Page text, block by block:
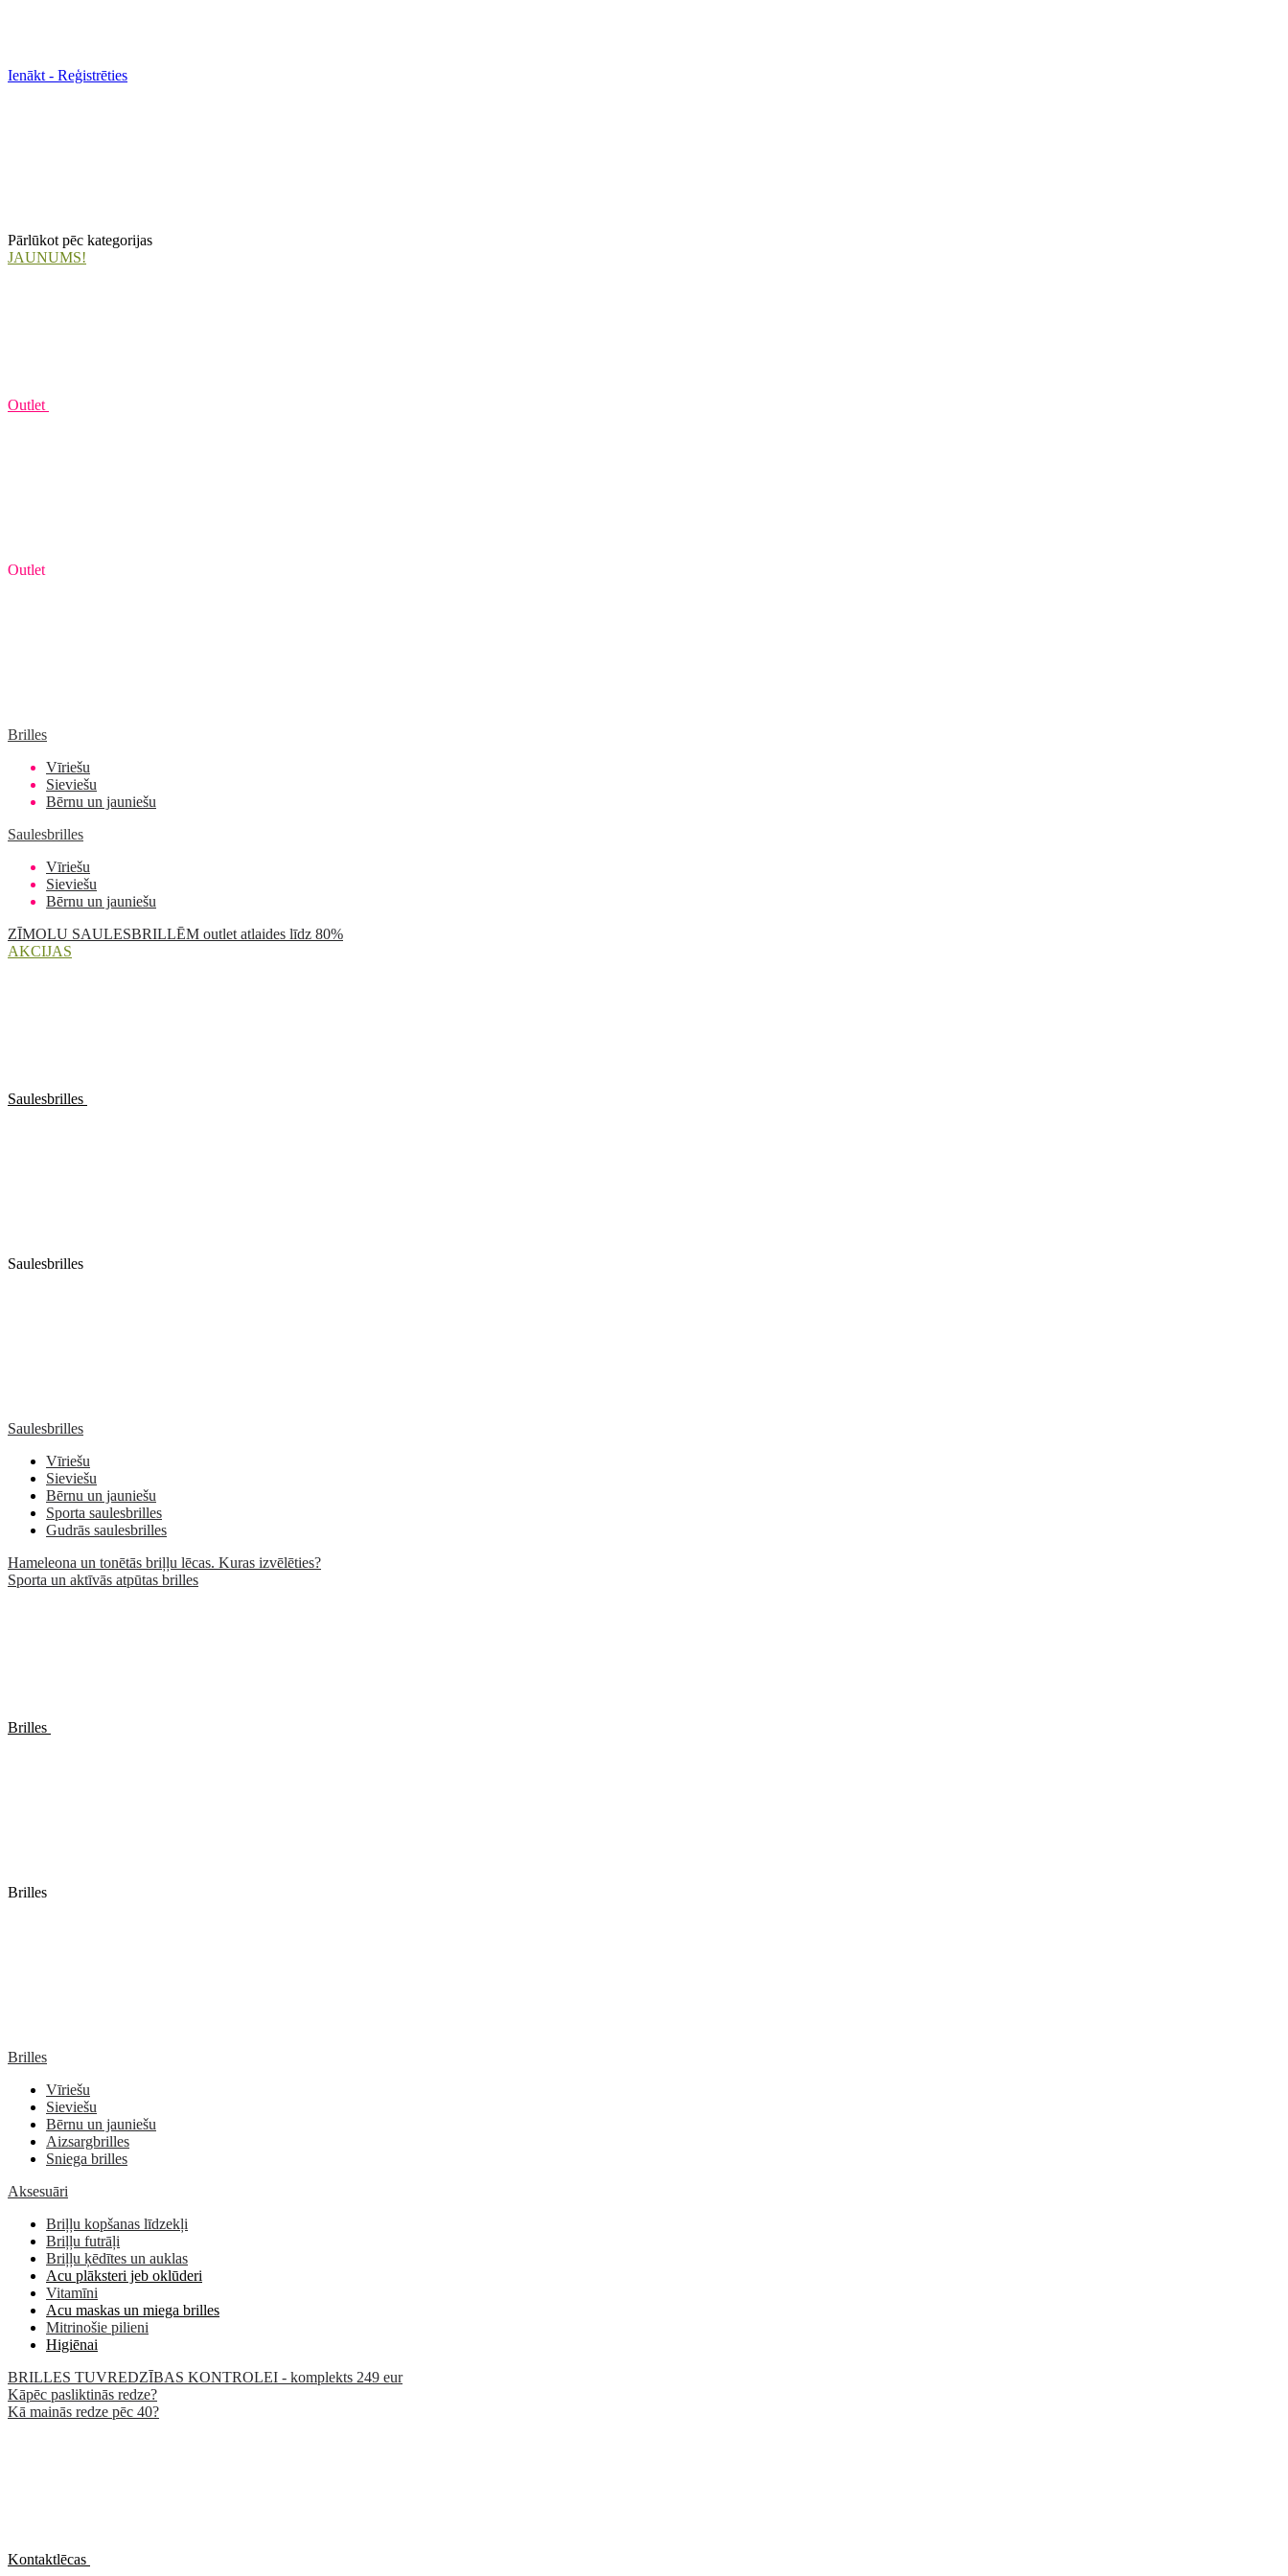
Ienākt - Reģistrēties
Pārlūkot pēc kategorijas
JAUNUMS!
Outlet
Outlet
Brilles
Vīriešu
Sieviešu
Bērnu un jauniešu
Saulesbrilles
Vīriešu
Sieviešu
Bērnu un jauniešu
ZĪMOLU SAULESBRILLĒM outlet atlaides līdz 80%
AKCIJAS
Saulesbrilles
Saulesbrilles
Saulesbrilles
Vīriešu
Sieviešu
Bērnu un jauniešu
Sporta saulesbrilles
Gudrās saulesbrilles
Hameleona un tonētās briļļu lēcas. Kuras izvēlēties?
Sporta un aktīvās atpūtas brilles
Brilles
Brilles
Brilles
Vīriešu
Sieviešu
Bērnu un jauniešu
Aizsargbrilles
Sniega brilles
Aksesuāri
Briļļu kopšanas līdzekļi
Briļļu futrāļi
Briļļu ķēdītes un auklas
Acu plāksteri jeb oklūderi
Vitamīni
Acu maskas un miega brilles
Mitrinošie pilieni
Higiēnai
BRILLES TUVREDZĪBAS KONTROLEI - komplekts 249 eur
Kāpēc pasliktinās redze?
Kā mainās redze pēc 40?
Kontaktlēcas